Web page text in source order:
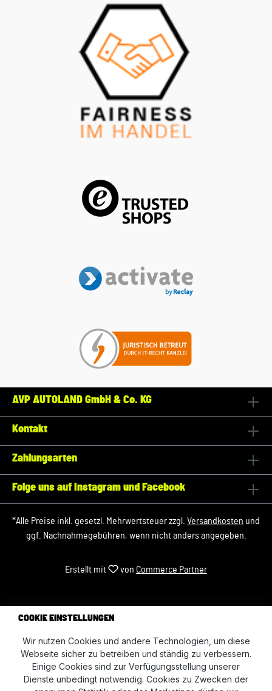
AVP AUTOLAND GmbH & Co. KG
Kontakt
Zahlungsarten
Folge uns auf Instagram und Facebook
*Alle Preise inkl. gesetzl. Mehrwertsteuer zzgl. Versandkosten und
ggf. Nachnahmegebühren, wenn nicht anders angegeben.
Erstellt mit von Commerce Partner
COOKIE EINSTELLUNGEN
Wir nutzen Cookies und andere Technologien, um diese
Webseite sicher zu betreiben und ständig zu verbessern.
Einige Cookies sind zur Verfügungsstellung unserer
Dienste unbedingt notwendig. Cookies zu Zwecken der